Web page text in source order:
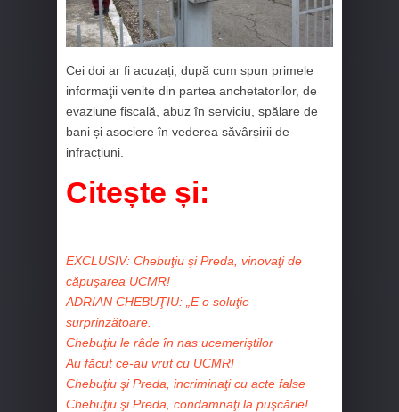
Cei doi ar fi acuzați, după cum spun primele
informaţii venite din partea anchetatorilor, de
evaziune fiscală, abuz în serviciu, spălare de
bani și asociere în vederea săvârșirii de
infracțiuni.
Citește și:
EXCLUSIV: Chebuţiu şi Preda, vinovaţi de
căpuşarea UCMR!
ADRIAN CHEBUŢIU: „E o soluţie
surprinzătoare.
Chebuţiu le râde în nas ucemeriştilor
Au făcut ce-au vrut cu UCMR!
Chebuţiu şi Preda, incriminaţi cu acte false
Chebuţiu şi Preda, condamnaţi la puşcărie!